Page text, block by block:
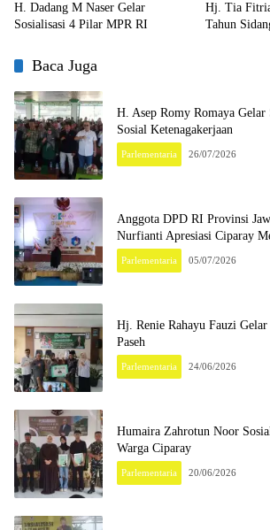
H. Dadang M Naser Gelar
Sosialisasi 4 Pilar MPR RI
Hj. Tia
Tahun
Baca Juga
H. Asep Romy Romaya Gelar
Sosial Ketenagakerjaan
Parlementaria 26/07/2026
Anggota DPD RI Provinsi
Nurfianti Apresiasi Ciparay
Parlementaria 05/07/2026
Hj. Renie Rahayu Fauzi
Paseh
Parlementaria 24/06/2026
Humaira Zahrotun Noor
Warga Ciparay
Parlementaria 20/06/2026